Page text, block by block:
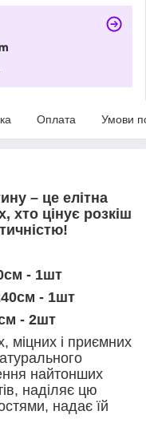
Оплата Умови
– це елітна
хто цінує розкіш
- 1шт
- 1шт
- 2шт
міцних і приємних
найтонших
наділяє цю
надає їй